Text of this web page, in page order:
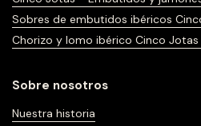
Sobres de embutidos ibéricos
Chorizo y lomo ibérico Cinco
Sobre nosotros
Nuestra historia